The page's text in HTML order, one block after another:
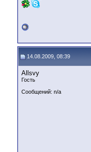
14.08.2009, 08:39
Allsvy
Гость
Сообщений: n/a